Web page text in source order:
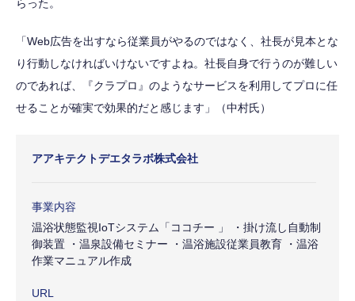
らった。
「Web広告を出すなら従業員がやるのではなく、社長が見本とな
り行動しなければいけないですよね。社長自身で行うのが難しい
のであれば、『クラプロ』のようなサービスを利用してプロに任
せることが確実で効果的だと感じます」（中村氏）
アアキテクトデエタラボ株式会社
事業内容
温浴状態監視IoTシステム「ココチー 」 ・掛け流し自動制
御装置 ・温泉設備セミナー ・温浴施設従業員教育 ・温浴
作業マニュアル作成
URL